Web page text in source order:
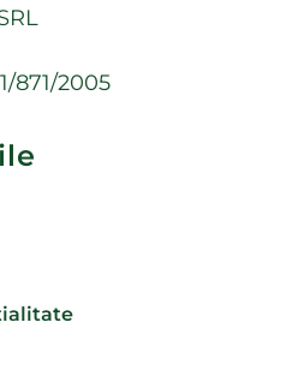
871/2005